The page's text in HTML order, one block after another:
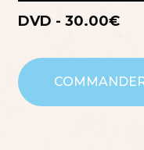
DVD - 30.00€